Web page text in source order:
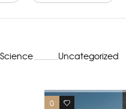
Science Uncategorized
0 0